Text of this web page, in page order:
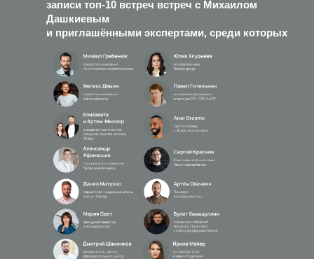
записи топ-10 встреч встреч с Михаилом
Дашкиевым
и приглашёнными экспертами, среди которых